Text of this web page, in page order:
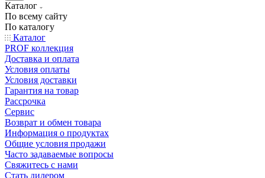
Каталог
По всему сайту
По каталогу
Каталог
PROF коллекция
Доставка и оплата
Условия оплаты
Условия доставки
Гарантия на товар
Рассрочка
Сервис
Возврат и обмен товара
Информация о продуктах
Общие условия продажи
Часто задаваемые вопросы
Свяжитесь с нами
Стать дилером